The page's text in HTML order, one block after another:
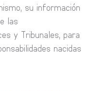
su información
las
y Tribunales, para
nacidas